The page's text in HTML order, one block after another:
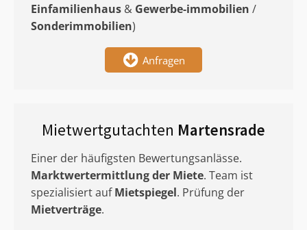
Einfamilienhaus & Gewerbe-immobilien /
Sonderimmobilien)
Anfragen
Mietwertgutachten Martensrade
Einer der häufigsten Bewertungsanlässe.
Marktwertermittlungder Miete. Team ist
spezialisiert aufMietspiegel. Prüfung der
Mietverträge.